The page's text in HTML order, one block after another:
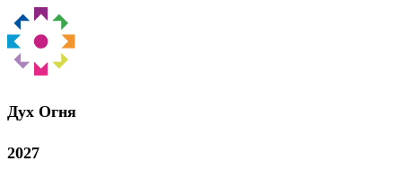
Дух Oгня
2027